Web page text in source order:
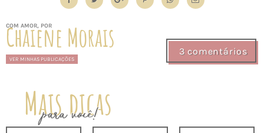
COM AMOR, POR
Chaiene Morais
VER MINHAS PUBLICAÇÕES
3 comentários
Mais dicas
para você!